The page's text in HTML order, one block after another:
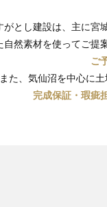
がとし建設は、主に宮
自然素材を使ってご提
ご
また、気仙沼を中心に
完成保証・瑕疵